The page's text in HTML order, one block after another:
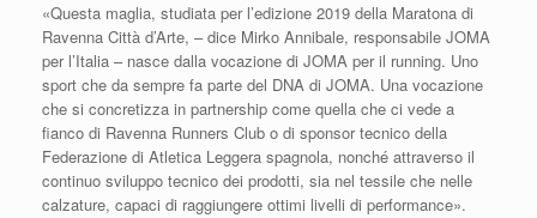
«Questa maglia, studiata per l’edizione 2019 della Maratona di
Ravenna Città d’Arte, – dice Mirko Annibale, responsabile JOMA
per l’Italia – nasce dalla vocazione di JOMA per il running. Uno
sport che da sempre fa parte del DNA di JOMA. Una vocazione
che si concretizza in partnership come quella che ci vede a
fianco di Ravenna Runners Club o di sponsor tecnico della
Federazione di Atletica Leggera spagnola, nonché attraverso il
continuo sviluppo tecnico dei prodotti, sia nel tessile che nelle
calzature, capaci di raggiungere ottimi livelli di performance».